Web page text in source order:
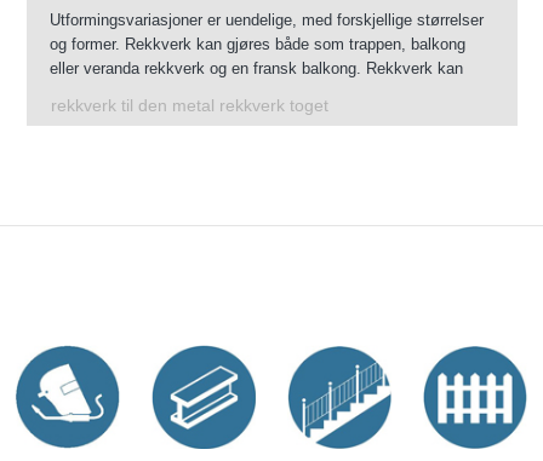
Utformingsvariasjoner er uendelige, med forskjellige størrelser
og former. Rekkverk kan gjøres både som trappen, balkong
eller veranda rekkverk og en fransk balkong. Rekkverk kan
fungere.
rekkverk til den metal rekkverk toget